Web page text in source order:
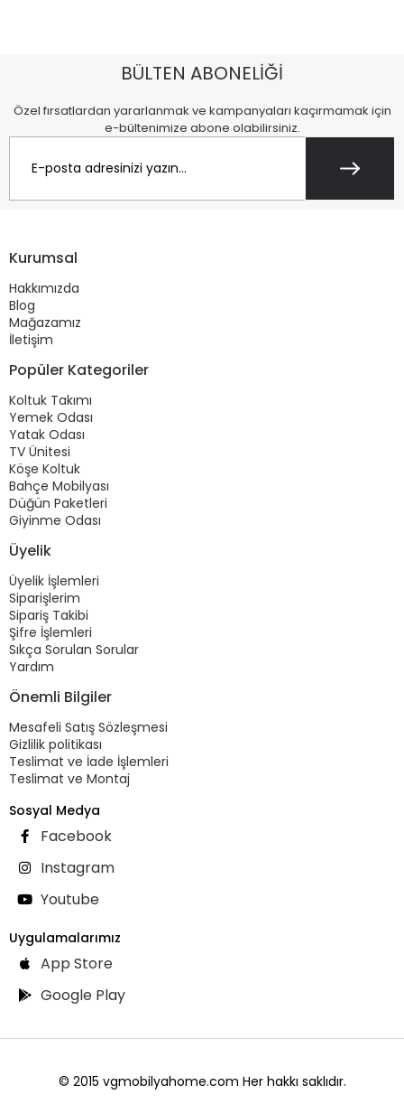
BÜLTEN ABONELİĞİ
Özel fırsatlardan yararlanmak ve kampanyaları kaçırmamak için
e-bültenimize abone olabilirsiniz.
Kurumsal
Hakkımızda
Blog
Mağazamız
İletişim
Popüler Kategoriler
Koltuk Takımı
Yemek Odası
Yatak Odası
TV Ünitesi
Köşe Koltuk
Bahçe Mobilyası
Düğün Paketleri
Giyinme Odası
Üyelik
Üyelik İşlemleri
Siparişlerim
Sipariş Takibi
Şifre İşlemleri
Sıkça Sorulan Sorular
Yardım
Önemli Bilgiler
Mesafeli Satış Sözleşmesi
Gizlilik politikası
Teslimat ve İade İşlemleri
Teslimat ve Montaj
Sosyal Medya
Facebook
Instagram
Youtube
Uygulamalarımız
App Store
Google Play
© 2015 vgmobilyahome.com Her hakkı saklıdır.